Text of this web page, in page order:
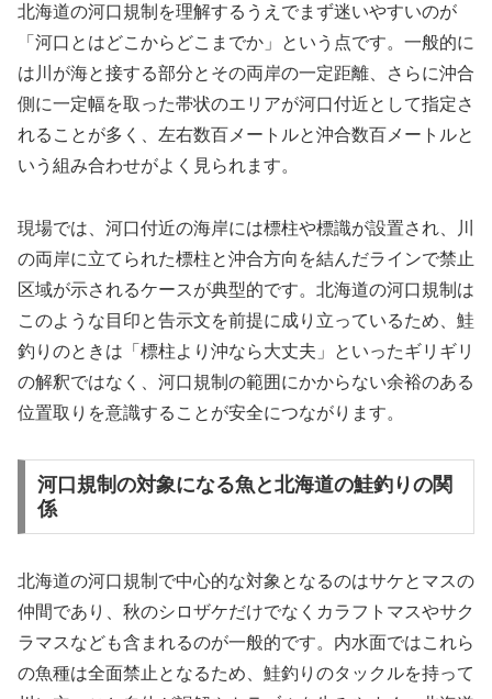
北海道の河口規制を理解するうえでまず迷いやすいのが
「河口とはどこからどこまでか」という点です。一般的に
は川が海と接する部分とその両岸の一定距離、さらに沖合
側に一定幅を取った帯状のエリアが河口付近として指定さ
れることが多く、左右数百メートルと沖合数百メートルと
いう組み合わせがよく見られます。
現場では、河口付近の海岸には標柱や標識が設置され、川
の両岸に立てられた標柱と沖合方向を結んだラインで禁止
区域が示されるケースが典型的です。北海道の河口規制は
このような目印と告示文を前提に成り立っているため、鮭
釣りのときは「標柱より沖なら大丈夫」といったギリギリ
の解釈ではなく、河口規制の範囲にかからない余裕のある
位置取りを意識することが安全につながります。
河口規制の対象になる魚と北海道の鮭釣りの関
係
北海道の河口規制で中心的な対象となるのはサケとマスの
仲間であり、秋のシロザケだけでなくカラフトマスやサク
ラマスなども含まれるのが一般的です。内水面ではこれら
の魚種は全面禁止となるため、鮭釣りのタックルを持って